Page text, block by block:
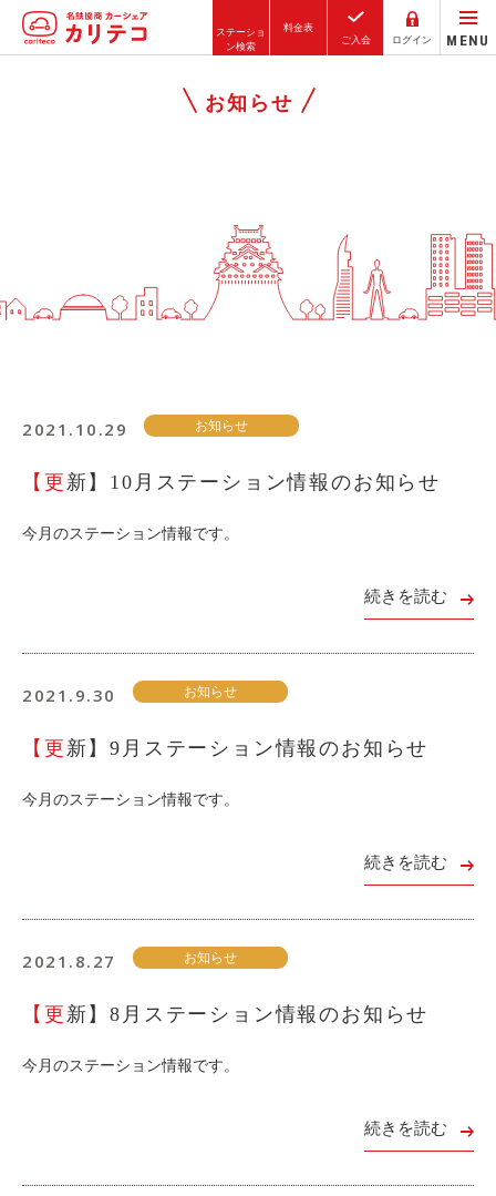
ステーショ
ン検索
料金表
ご入会
ログイン MENU
駅近／直結
コストシミュレーション
シーン別車種のご案内
名鉄協商パーキング無料
名鉄ミューズポイント
個人のお客様
利用シーン
お客様の声
お知らせ
2021.10.29 お知らせ
【更新】10月ステーション情報のお知らせ
今月のステーション情報です。
続きを読む
2021.9.30 お知らせ
【更新】9月ステーション情報のお知らせ
今月のステーション情報です。
続きを読む
2021.8.27 お知らせ
【更新】8月ステーション情報のお知らせ
今月のステーション情報です。
続きを読む